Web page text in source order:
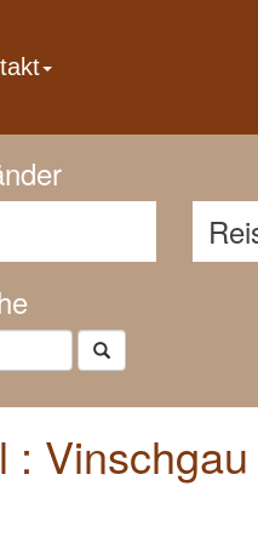
: Vinschgau